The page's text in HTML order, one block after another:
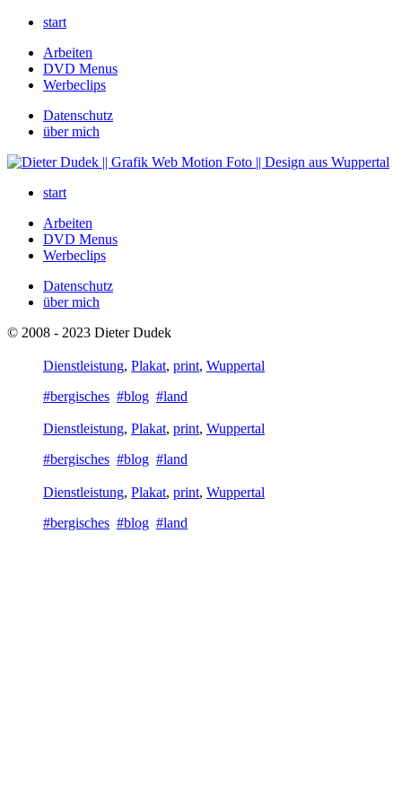
start
Arbeiten
DVD Menus
Werbeclips
Datenschutz
über mich
start
Arbeiten
DVD Menus
Werbeclips
Datenschutz
über mich
© 2008 - 2023 Dieter Dudek
Dienstleistung, Plakat, print, Wuppertal
#bergisches #blog #land
Dienstleistung, Plakat, print, Wuppertal
#bergisches #blog #land
Dienstleistung, Plakat, print, Wuppertal
#bergisches #blog #land